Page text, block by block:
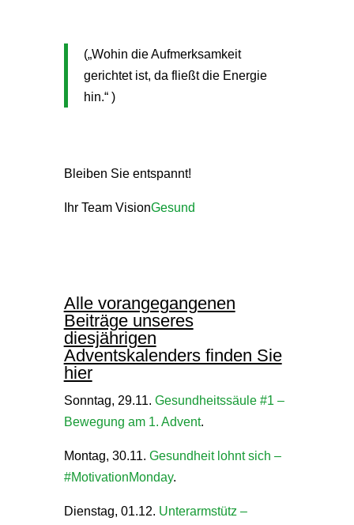
(„Wohin die Aufmerksamkeit
gerichtet ist, da fließt die Energie
hin.“ )
Bleiben Sie entspannt!
Ihr Team VisionGesund
Alle vorangegangenen
Beiträge unseres
diesjährigen
Adventskalenders finden Sie
hier
Sonntag, 29.11. Gesundheitssäule #1 –
Bewegung am 1. Advent.
Montag, 30.11. Gesundheit lohnt sich –
#MotivationMonday.
Dienstag, 01.12. Unterarmstütz –